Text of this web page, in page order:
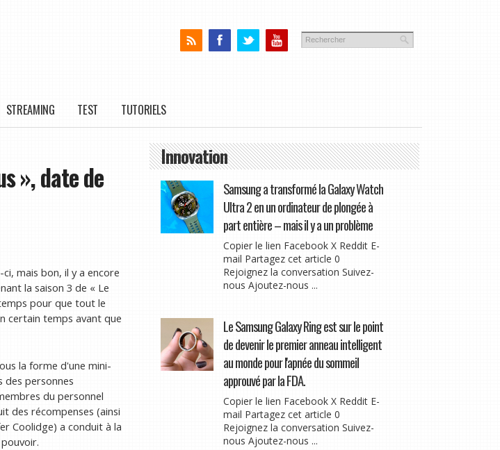
STREAMING TEST TUTORIELS
», date de
mais bon, il y a encore
la saison 3 de « Le
pour que tout le
certain temps avant que
la forme d'une mini-
des personnes
du personnel
des récompenses (ainsi
Coolidge) a conduit à la
Innovation
Samsung a transformé la Galaxy Watch
Ultra 2 en un ordinateur de plongée à
part entière – mais il y a un problème
Copier le lien Facebook X Reddit E-
mail Partagez cet article 0
Rejoignez la conversation Suivez-
nous Ajoutez-nous ...
Le Samsung Galaxy Ring est sur le point
de devenir le premier anneau intelligent
au monde pour l'apnée du sommeil
approuvé par la FDA.
Copier le lien Facebook X Reddit E-
mail Partagez cet article 0
Rejoignez la conversation Suivez-
nous Ajoutez-nous ...